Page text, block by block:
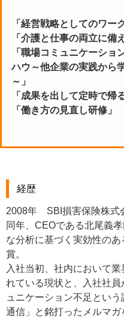
「経営戦略としてのワー
「介護と仕事の両立に備
「職場コミュニケーショ
ハウ～他企業の実践から
～」
「成果を出して定時で帰
「働き方の見直し研修」
経歴
2008年 SBI損害保険株式
同年、CEOである北尾義
な分析に基づく実効性の
賞。
入社当初、社内において
れている現状と、入社社
ュニケーション不足とい
通信」と銘打ったメルマ